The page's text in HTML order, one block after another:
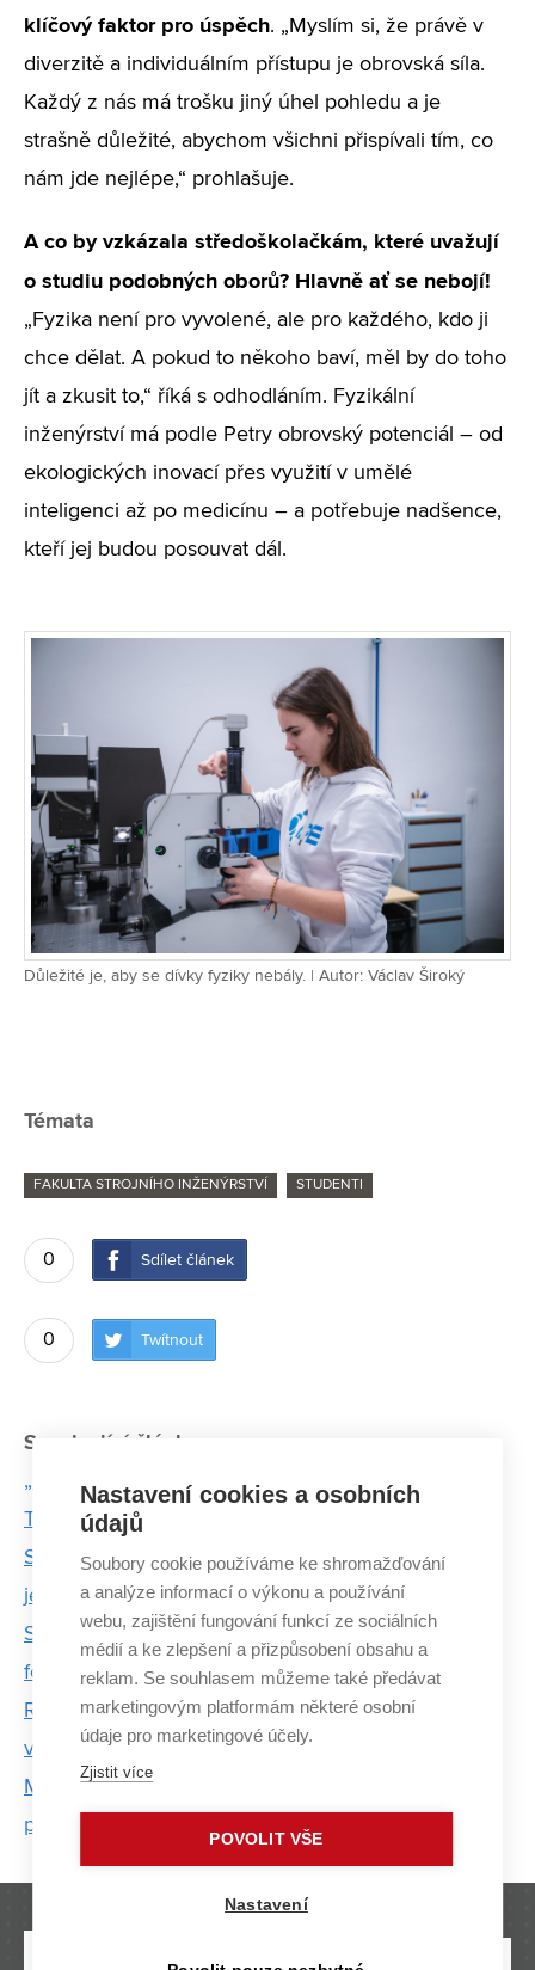
klíčový faktor pro úspěch. „Myslím si, že právě v
diverzitě a individuálním přístupu je obrovská síla.
Každý z nás má trošku jiný úhel pohledu a je
strašně důležité, abychom všichni přispívali tím, co
nám jde nejlépe,“ prohlašuje.
A co by vzkázala středoškolačkám, které uvažují
o studiu podobných oborů? Hlavně ať se nebojí!
„Fyzika není pro vyvolené, ale pro každého, kdo ji
chce dělat. A pokud to někoho baví, měl by do toho
jít a zkusit to,“ říká s odhodláním. Fyzikální
inženýrství má podle Petry obrovský potenciál – od
ekologických inovací přes využití v umělé
inteligenci až po medicínu – a potřebuje nadšence,
kteří jej budou posouvat dál.
Důležité je, aby se dívky fyziky nebály. | Autor: Václav Široký
Témata
FAKULTA STROJNÍHO INŽENÝRSTVÍ STUDENTI
0 Sdílet článek
0 Twítnout
Související články:
„Díky formuli mi výuka dává smysl,“ říká nová šéfka
TU Brno Racing Anna Piarová
Studentská formule Dragon 5 má revoluční motor:
jednoválcový přeplňovaný turbodmychadlem
Student VUT dělal porotce na mistrovství světa
formulí v Singapuru
Revoluce. Dragon 5 míří na závody s naprosto
výjimečným motorem
MiniPoster Session učí studenty, jak zajímavě
prezentovat výzkum
Nastavení cookies a osobních
údajů
Soubory cookie používáme ke shromažďování
a analýze informací o výkonu a používání
webu, zajištění fungování funkcí ze sociálních
médií a ke zlepšení a přizpůsobení obsahu a
reklam. Se souhlasem můžeme také předávat
marketingovým platformám některé osobní
údaje pro marketingové účely.
Zjistit více
POVOLIT VŠE
Nastavení